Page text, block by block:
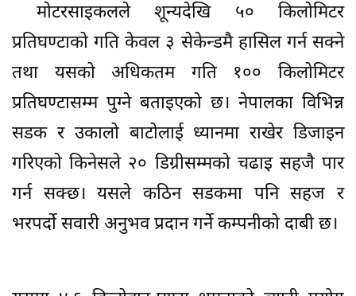
मोटरसाइकलले शून्यदेखि ५० किलोमिटर
प्रतिघण्टाको गति केवल ३ सेकेन्डमै हासिल गर्न सक्ने
तथा यसको अधिकतम गति १०० किलोमिटर
प्रतिघण्टासम्म पुग्ने बताइएको छ। नेपालका विभिन्न
सडक र उकालो बाटोलाई ध्यानमा राखेर डिजाइन
गरिएको किनेसले २० डिग्रीसम्मको चढाइ सहजै पार
गर्न सक्छ। यसले कठिन सडकमा पनि सहज र
भरपर्दो सवारी अनुभव प्रदान गर्ने कम्पनीको दाबी छ।